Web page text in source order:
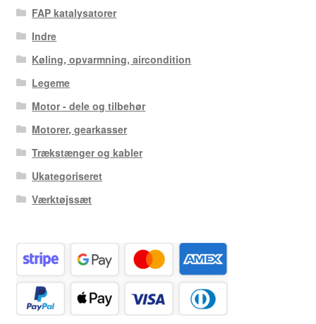
FAP katalysatorer
Indre
Køling, opvarmning, aircondition
Legeme
Motor - dele og tilbehør
Motorer, gearkasser
Trækstænger og kabler
Ukategoriseret
Værktøjssæt